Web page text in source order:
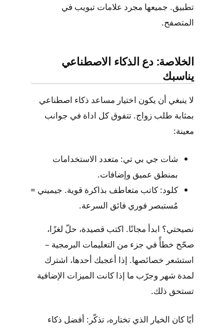
تطبيق. جميعها مجرد علامات تبويب في
المتصفح.
الخلاصة: دع الذكاء الاصطناعي
يناسبك
لا ينبغي أن يكون اختيار مساعد ذكاء اصطناعي
بمثابة طلب زواج. تتفوق كل اداة في جوانب
معينة:
شات جي بي تي: متعدد الاستخدامات
بمنطق عميق وإضافات.
كلود: كاتب متعاطف بذاكرة قوية. جيميني =
مُستبصر فوري فائق السرعة.
نصيحتي؟ ابدأ مجانًا. اكتب قصيدة، حلّ لغزًا،
صحّح خطأً في جزء من التعليمات البرمجية –
استشعر خصائصها. إذا أعجبك أحدها، اشترك
لمدة شهر وجرّب ما إذا كانت الميزات الإضافية
تستحق ذلك.
أيًا كان الخيار الذي تختاره، تذكّر: أفضل ذكاء